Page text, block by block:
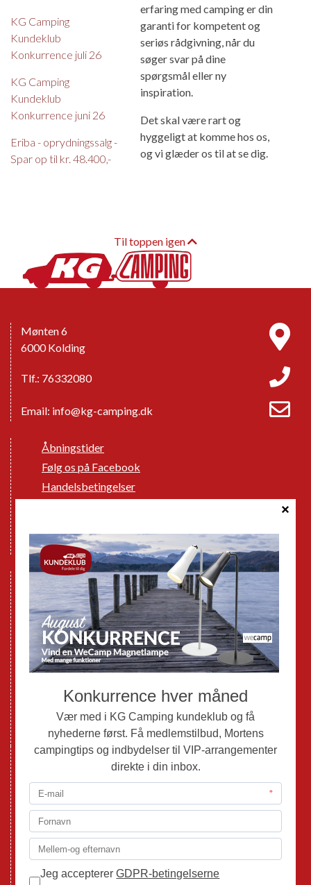
KG Camping
Kundeklub
Konkurrence juli 26
KG Camping
Kundeklub
Konkurrence juni 26
Eriba - oprydningssalg -
Spar op til kr. 48.400,-
erfaring med camping er din
garanti for kompetent og
seriøs rådgivning, når du
søger svar på dine
spørgsmål eller ny
inspiration.
Det skal være rart og
hyggeligt at komme hos os,
og vi glæder os til at se dig.
Til toppen igen
Mønten 6
6000 Kolding
Tlf.: 76332080
Email: info@kg-camping.dk
Åbningstider
Følg os på Facebook
Handelsbetingelser
GPDR - Optagelse af foto og video
Nye Campingvogne
Nye Autocampere og Vans
Brugte Campingvogne
Brugte Autocampere og Vans
Webshop
Mortens Campingtips
KG Camping Kundeklub
Nyheder
Adria
Adria Autocampere
Eriba
Fendt
Hobby
Randger Van